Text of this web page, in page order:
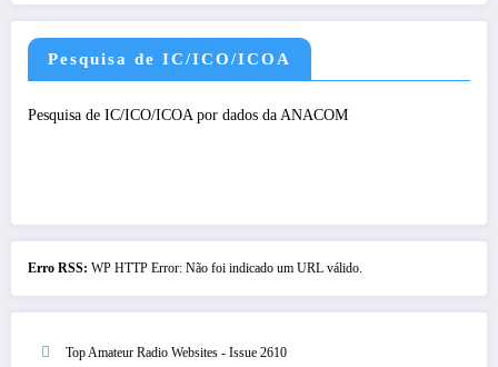
Pesquisa de IC/ICO/ICOA
Pesquisa de IC/ICO/ICOA por dados da ANACOM
Erro RSS: WP HTTP Error: Não foi indicado um URL válido.
Top Amateur Radio Websites - Issue 2610